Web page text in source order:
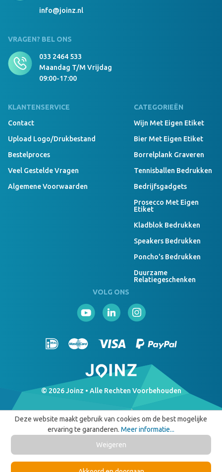
info@joinz.nl
VRAGEN? BEL ONS
033 2464 533
Maandag T/m Vrijdag
09:00-17:00
KLANTENSERVICE
Contact
Upload Logo/drukbestand
Bestelproces
Veel Gestelde Vragen
Algemene Voorwaarden
CATEGORIEËN
Wijn Met Eigen Etiket
Bier Met Eigen Etiket
Borrelplank Graveren
Tennisballen Bedrukken
Bedrijfsgadgets
Prosecco Met Eigen
Etiket
Kladblok Bedrukken
Speakers Bedrukken
Poncho's Bedrukken
Duurzame
Relatiegeschenken
VOLG ONS
© 2026 Joinz • Alle Rechten Voorbehouden
Deze website maakt gebruik van cookies om de best mogelijke
ervaring te garanderen. Meer informatie...
Weigeren